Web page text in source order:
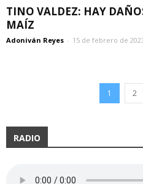
TINO VALDEZ: HAY
MAÍZ
Adoniván Reyes - 15 de febrero de
1 2
RADIO